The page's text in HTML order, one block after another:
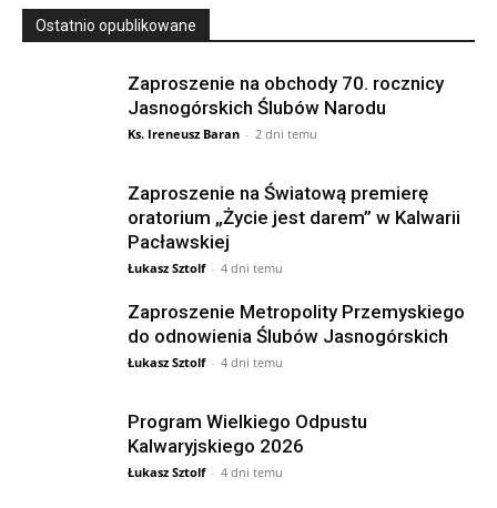
Ostatnio opublikowane
Zaproszenie na obchody 70. rocznicy
Jasnogórskich Ślubów Narodu
Ks. Ireneusz Baran - 2 dni temu
Zaproszenie na Światową premierę
oratorium „Życie jest darem” w Kalwarii
Pacławskiej
Łukasz Sztolf - 4 dni temu
Zaproszenie Metropolity Przemyskiego
do odnowienia Ślubów Jasnogórskich
Łukasz Sztolf - 4 dni temu
Program Wielkiego Odpustu
Kalwaryjskiego 2026
Łukasz Sztolf - 4 dni temu